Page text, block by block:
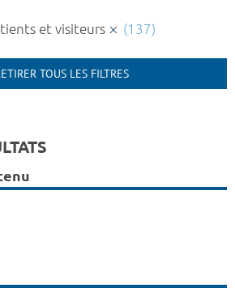
et visiteurs (137)
TOUS LES FILTRES